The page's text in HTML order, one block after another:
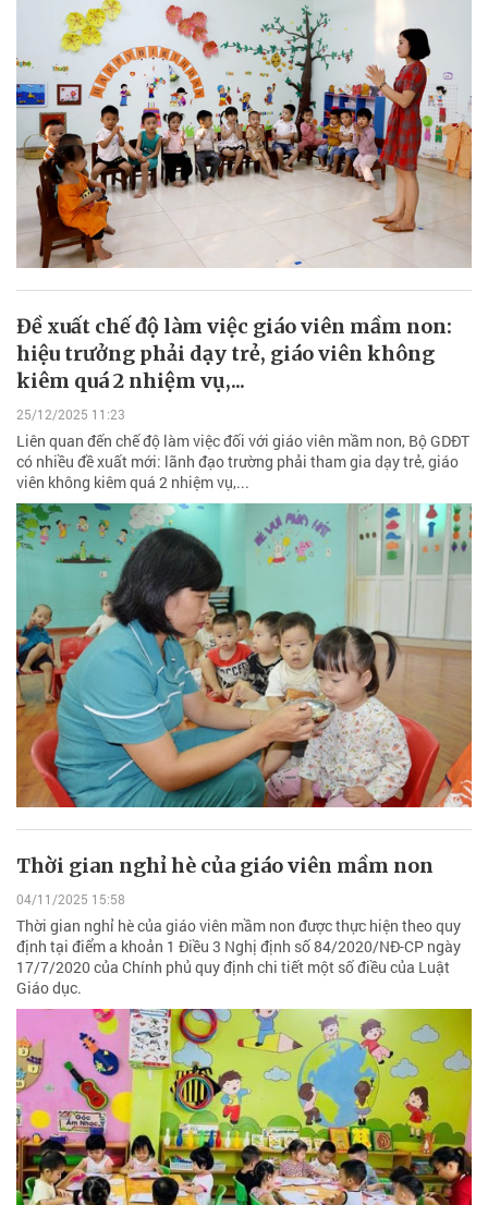
Đề xuất chế độ làm việc giáo viên mầm non:
hiệu trưởng phải dạy trẻ, giáo viên không
kiêm quá 2 nhiệm vụ,...
25/12/2025 11:23
Liên quan đến chế độ làm việc đối với giáo viên mầm non, Bộ GDĐT
có nhiều đề xuất mới: lãnh đạo trường phải tham gia dạy trẻ, giáo
viên không kiêm quá 2 nhiệm vụ,...
Thời gian nghỉ hè của giáo viên mầm non
04/11/2025 15:58
Thời gian nghỉ hè của giáo viên mầm non được thực hiện theo quy
định tại điểm a khoản 1 Điều 3 Nghị định số 84/2020/NĐ-CP ngày
17/7/2020 của Chính phủ quy định chi tiết một số điều của Luật
Giáo dục.